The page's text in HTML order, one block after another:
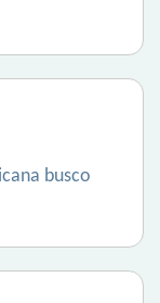
busco